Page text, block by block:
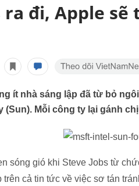
ra đi, Apple
ít nhà sáng lập đã từ bỏ
(Sun). Mỗi công ty lại gánh
sóng gió khi Steve Jobs từ
cả tin tức về việc sơ tán